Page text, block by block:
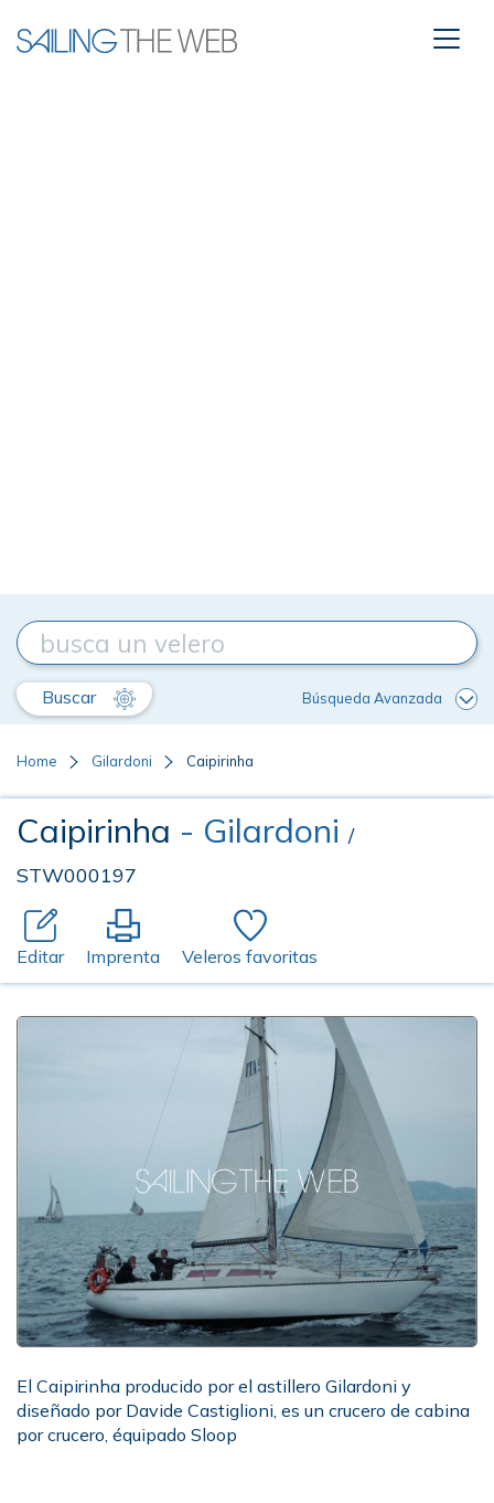
Buscar Búsqueda Avanzada
Home Gilardoni Caipirinha
Caipirinha - Gilardoni /
STW000197
Editar Imprenta Veleros favoritas
El Caipirinha producido por el astillero Gilardoni y
diseñado por Davide Castiglioni, es un crucero de cabina
por crucero, équipado Sloop